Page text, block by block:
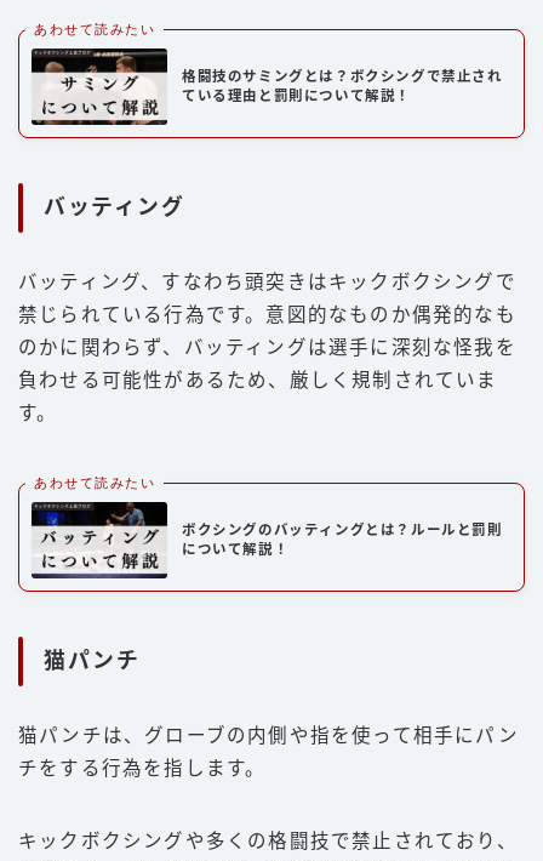
あわせて読みたい
格闘技のサミングとは？ボクシングで禁止され
ている理由と罰則について解説！
バッティング
バッティング、すなわち頭突きはキックボクシングで
禁じられている行為です。意図的なものか偶発的なも
のかに関わらず、バッティングは選手に深刻な怪我を
負わせる可能性があるため、厳しく規制されていま
す。
あわせて読みたい
ボクシングのバッティングとは？ルールと罰則
について解説！
猫パンチ
猫パンチは、グローブの内側や指を使って相手にパン
チをする行為を指します。
キックボクシングや多くの格闘技で禁止されており、